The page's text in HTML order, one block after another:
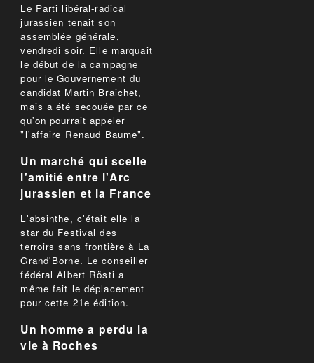
Le Parti libéral-radical
jurassien tenait son
assemblée générale,
vendredi soir. Elle marquait
le début de la campagne
pour le Gouvernement du
candidat Martin Braichet,
mais a été secouée par ce
qu'on pourrait appeler
"l'affaire Renaud Baume".
Un marché qui scelle
l'amitié entre l'Arc
jurassien et la France
L'absinthe, c'était elle la
star du Festival des
terroirs sans frontière à La
Grand'Borne. Le conseiller
fédéral Albert Rösti a
même fait le déplacement
pour cette 21e édition.
Un homme a perdu la
vie à Roches